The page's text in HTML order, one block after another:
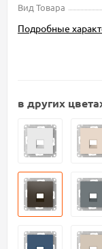
Вид Товара
Подробные
в других